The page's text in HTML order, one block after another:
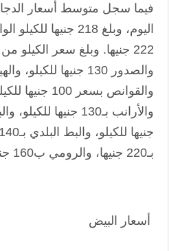
فيما سجل متوسط أسعار الدجاج
اليوم، وبلغ 218
بـ220 جنيها، والرومي ب160 جنيها.
أسعار البيض